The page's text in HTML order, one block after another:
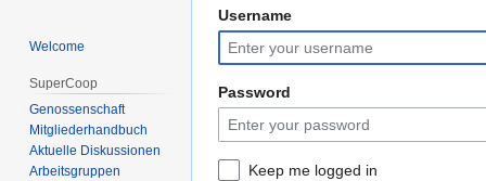
Jump
to
navigation
Jump
to
search
Username
Password
Keep me logged in
Welcome
SuperCoop
Genossenschaft
Mitgliederhandbuch
Aktuelle Diskussionen
Arbeitsgruppen